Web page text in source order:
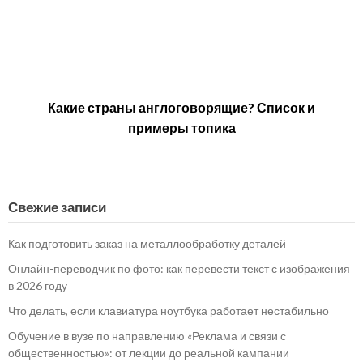
Какие страны англоговорящие? Список и
примеры топика
Свежие записи
Как подготовить заказ на металлообработку деталей
Онлайн-переводчик по фото: как перевести текст с изображения
в 2026 году
Что делать, если клавиатура ноутбука работает нестабильно
Обучение в вузе по направлению «Реклама и связи с
общественностью»: от лекции до реальной кампании